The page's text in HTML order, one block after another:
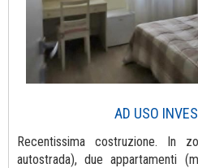
AD USO
Recentissima costruzione. In
autostrada), due appartamenti